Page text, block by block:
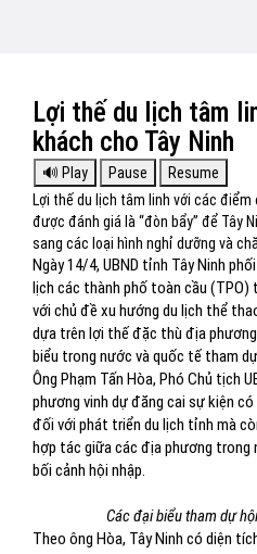
Lợi thế du lịch tâm
khách cho Tây Ninh
Lợi thế du lịch tâm linh với các điểm
được đánh giá là “đòn bẩy” để Tây
sang các loại hình nghỉ dưỡng và
Ngày 14/4, UBND tỉnh Tây Ninh
lịch các thành phố toàn cầu (TPO)
với chủ đề xu hướng du lịch thể
dựa trên lợi thế đặc thù địa
biểu trong nước và quốc tế tham
Ông Phạm Tấn Hòa, Phó Chủ tịch
phương vinh dự đăng cai sự kiện
đối với phát triển du lịch tỉnh mà
hợp tác giữa các địa phương
bối cảnh hội nhập.
Các đại biểu tham dự
Theo ông Hòa, Tây Ninh có diện